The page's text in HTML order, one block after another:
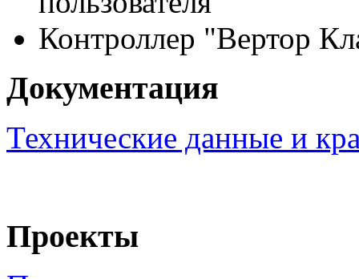
Контроллер "Вертор
Документация
Технические данные и
Проекты